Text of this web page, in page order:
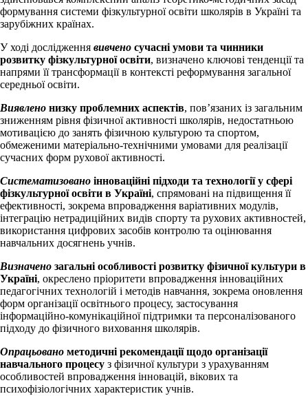
формування системи фізкультурної освіти школярів в Україні та
зарубіжних країнах.
У ході дослідження вивчено сучасні умови та чинники
розвитку фізкультурної освіти, визначено ключові тенденції та
напрями її трансформації в контексті реформування загальної
середньої освіти.
Виявлено низку проблемних аспектів, пов’язаних із загальним
зниженням рівня фізичної активності школярів, недостатньою
мотивацією до занять фізичною культурою та спортом,
обмеженими матеріально-технічними умовами для реалізації
сучасних форм рухової активності.
Систематизовано інноваційні підходи та технології у сфері
фізкультурної освіти в Україні, спрямовані на підвищення її
ефективності, зокрема впровадження варіативних модулів,
інтеграцію нетрадиційних видів спорту та рухових активностей,
використання цифрових засобів контролю та оцінювання
навчальних досягнень учнів.
Визначено загальні особливості розвитку фізичної культури в
Україні, окреслено пріоритети впровадження інноваційних
педагогічних технологій і методів навчання, зокрема оновлення
форм організації освітнього процесу, застосування
інформаційно-комунікаційної підтримки та персоналізованого
підходу до фізичного виховання школярів.
Опрацьовано методичні рекомендації щодо організації
навчального процесу з фізичної культури з урахуванням
особливостей впровадження інновацій, вікових та
психофізіологічних характеристик учнів.